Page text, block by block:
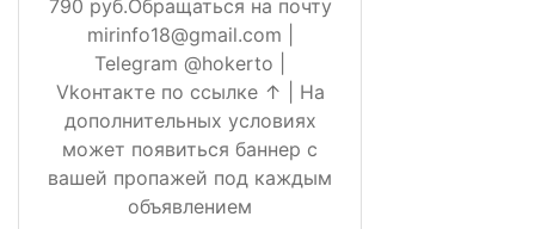
790 руб.Обращаться на почту
mirinfo18@gmail.com |
Telegram @hokerto |
Vkонтакте по ссылке ↑ | На
дополнительных условиях
может появиться баннер с
вашей пропажей под каждым
объявлением